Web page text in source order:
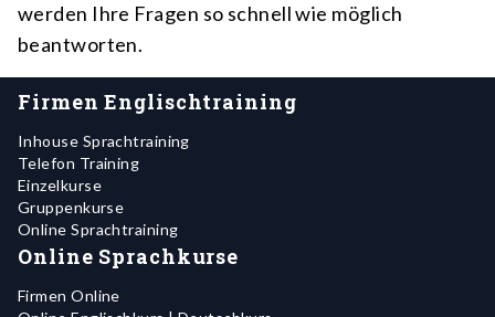
werden Ihre Fragen so schnell wie möglich
beantworten.
Firmen Englischtraining
Inhouse Sprachtraining
Telefon Training
Einzelkurse
Gruppenkurse
Online Sprachtraining
Online Sprachkurse
Firmen Online